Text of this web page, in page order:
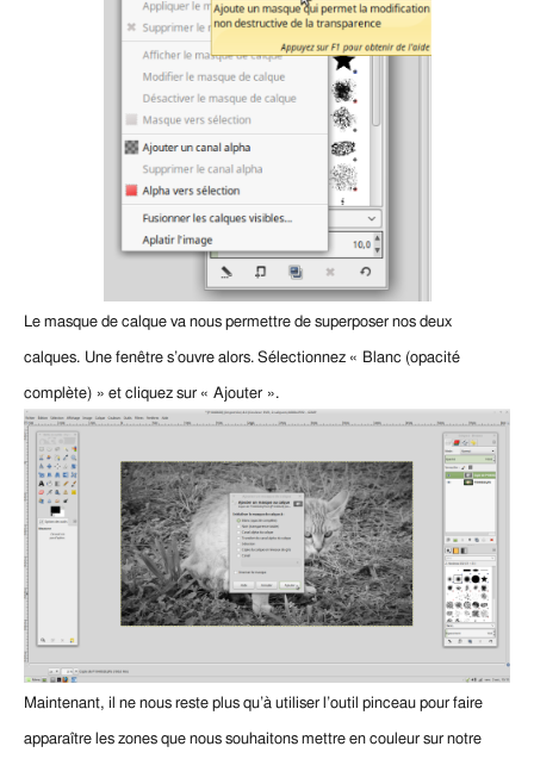
Le masque de calque va nous permettre de superposer nos deux
calques. Une fenêtre s’ouvre alors. Sélectionnez « Blanc (opacité
complète) » et cliquez sur « Ajouter ».
Maintenant, il ne nous reste plus qu’à utiliser l’outil pinceau pour faire
apparaître les zones que nous souhaitons mettre en couleur sur notre